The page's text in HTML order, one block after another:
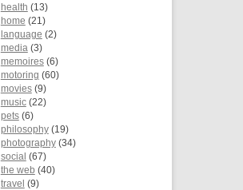
health (13)
home (21)
language (2)
media (3)
memoires(6)
motoring (60)
movies(9)
music(22)
pets(6)
philosophy(19)
photography(34)
social (67)
the web (40)
travel (9)